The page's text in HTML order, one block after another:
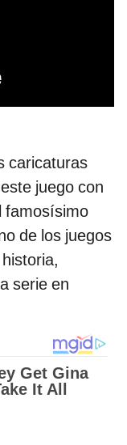
caricaturas
juego con
famosísimo
de los juegos
serie en